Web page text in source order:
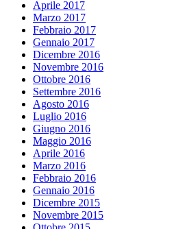
Aprile 2017
Marzo 2017
Febbraio 2017
Gennaio 2017
Dicembre 2016
Novembre 2016
Ottobre 2016
Settembre 2016
Agosto 2016
Luglio 2016
Giugno 2016
Maggio 2016
Aprile 2016
Marzo 2016
Febbraio 2016
Gennaio 2016
Dicembre 2015
Novembre 2015